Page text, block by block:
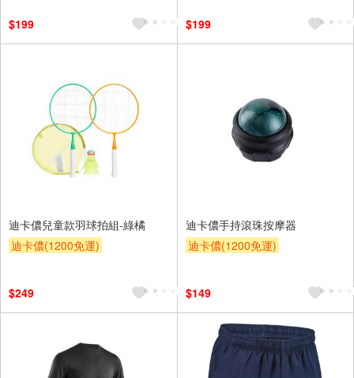
$199 $199
迪卡儂兒童款羽球拍組-綠橘
迪卡儂(1200免運)
$249
迪卡儂手持滾珠按摩器
迪卡儂(1200免運)
$149